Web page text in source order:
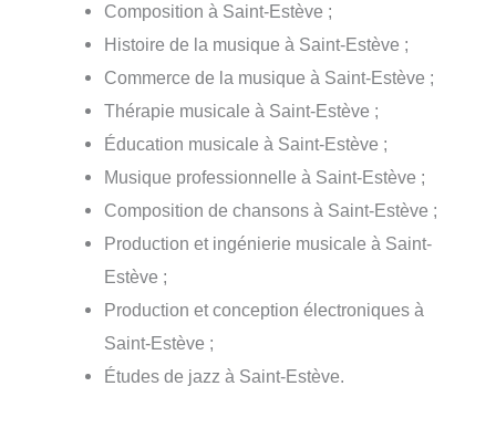
Composition à Saint-Estève ;
Histoire de la musique à Saint-Estève ;
Commerce de la musique à Saint-Estève ;
Thérapie musicale à Saint-Estève ;
Éducation musicale à Saint-Estève ;
Musique professionnelle à Saint-Estève ;
Composition de chansons à Saint-Estève ;
Production et ingénierie musicale à Saint-
Estève ;
Production et conception électroniques à
Saint-Estève ;
Études de jazz à Saint-Estève.